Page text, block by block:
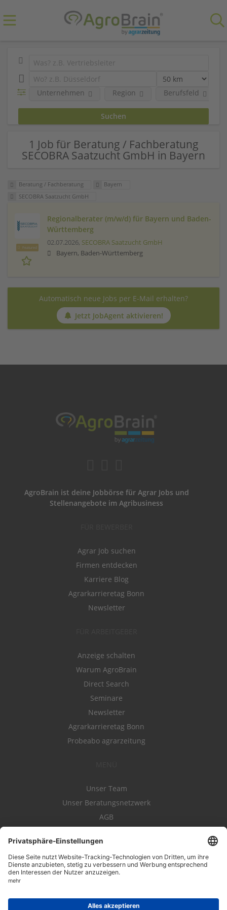
Unternehmen Region Berufsfeld
1 Job für Beratung / Fachberatung
SECOBRA Saatzucht GmbH in Bayern
Beratung / Fachberatung
Bayern
SECOBRA Saatzucht GmbH
Featured
Regionalberater (m/w/d) für Bayern und Baden-
Württemberg
02.07.2026, SECOBRA Saatzucht GmbH
Bayern, Baden-Württemberg
Automatisch neue Jobs per E-Mail erhalten?
Jetzt JobAgent aktivieren!
AgroBrain ist deine Jobbörse für Agrar Jobs und
Stellenangebote im Agribusiness
Agrar Job suchen
Firmen entdecken
Karriere Blog
Agrarkarrieretag Bonn
Newsletter
Anzeige schalten
Warum AgroBrain
Direct Search
Seminare
Newsletter
Agrarkarrieretag Bonn
Probeabo agrarzeitung
Unser Team
Unser Beratungsnetzwerk
AGB
Datenschutz
Impressum
Kontakt